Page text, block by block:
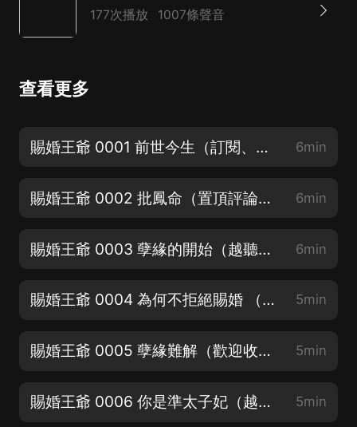
177次播放 1007條聲音
查看更多
賜婚王爺 0001 前世今生（訂閱、評論、打call、分享哦~） 6min
賜婚王爺 0002 批鳳命（置頂評論有追更福利哦~） 6min
賜婚王爺 0003 孽緣的開始（越聽越香~歡迎投張月票票~） 6min
賜婚王爺 0004 為何不拒絕賜婚 （歡迎5星好評~置頂評論有追更福利呦~） 5min
賜婚王爺 0005 孽緣難解（歡迎收聽~點點關注~不迷路~） 5min
賜婚王爺 0006 你是準太子妃（越聽越香~帶上耳機更好聽哦~） 5min